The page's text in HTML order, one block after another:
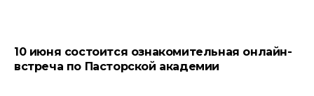
10 июня состоится ознакомительная онлайн-
встреча по Пасторской академии